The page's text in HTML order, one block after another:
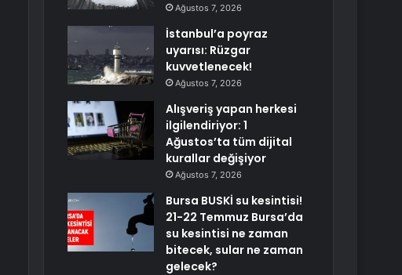
Ağustos 7, 2026
İstanbul’a poyraz
uyarısı: Rüzgar
kuvvetlenecek!
Ağustos 7, 2026
Alışveriş yapan herkesi
ilgilendiriyor: 1
Ağustos’ta tüm dijital
kurallar değişiyor
Ağustos 7, 2026
Bursa BUSKİ su kesintisi!
21-22 Temmuz Bursa’da
su kesintisi ne zaman
bitecek, sular ne zaman
gelecek?